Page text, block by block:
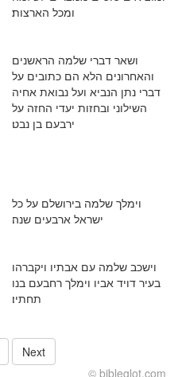
ומכל הארצות׃
ושאר דברי שלמה הראשנים
והאחרונים הלא הם כתובים על
דברי נתן הנביא ועל נבואת אחיה
השילוני ובחזות יעדי החזה על
ירבעם בן נבט׃
וימלך שלמה בירושלם על כל
ישראל ארבעים שנה׃
וישכב שלמה עם אבתיו ויקברהו
בעיר דויד אביו וימלך רחבעם בנו
תחתיו׃
Next
© bibleglot.com